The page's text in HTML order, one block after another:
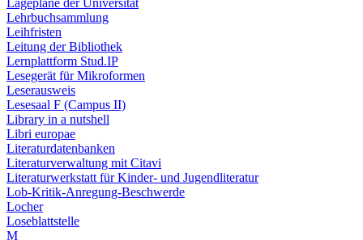
Lagepläne der Universität
Lehrbuchsammlung
Leihfristen
Leitung der Bibliothek
Lernplattform Stud.IP
Lesegerät für Mikroformen
Leserausweis
Lesesaal F (Campus II)
Library in a nutshell
Libri europae
Literaturdatenbanken
Literaturverwaltung mit Citavi
Literaturwerkstatt für Kinder- und Jugendliteratur
Lob-Kritik-Anregung-Beschwerde
Locher
Loseblattstelle
M